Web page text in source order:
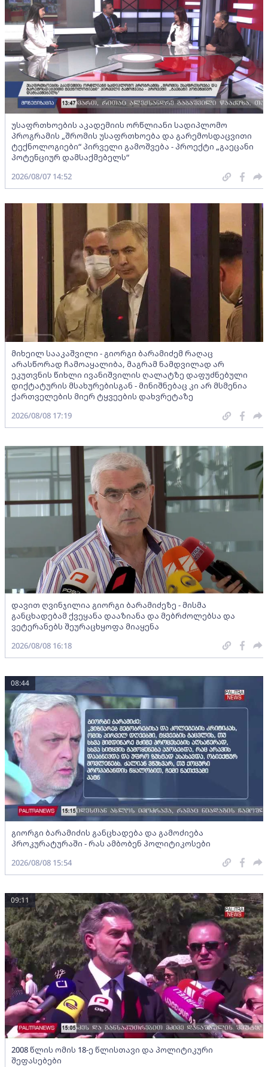
უსაფრთხოების აკადემიის ორწლიანი სადიპლომო
პროგრამის „შრომის უსაფრთხოება და გარემოსდაცვითი
ტექნოლოგიები“ პირველი გამოშვება - პროექტი „გაეცანი
პოტენციურ დამსაქმებელს“
2026/08/07 14:52
მიხეილ სააკაშვილი - გიორგი ბარამიძემ რაღაც
არასწორად ჩამოაყალიბა, მაგრამ ნამდვილად არ
ეკუთვნის წიხლი ივანიშვილის ღალატზე დაფუძნებული
დიქტატურის მსახურებისგან - მინიშნებაც კი არ მსმენია
ქართველების მიერ ტყვეების დახვრეტაზე
2026/08/08 17:19
დავით ღვინჯილია გიორგი ბარამიძეზე - მისმა
განცხადებამ ქვეყანა დააზიანა და მებრძოლებსა და
ვეტერანებს შეურაცხყოფა მიაყენა
2026/08/08 16:18
გიორგი ბარამიძის განცხადება და გამოძიება
პროკურატურაში - რას ამბობენ პოლიტიკოსები
08:44
2026/08/08 15:54
2008 წლის ომის 18-ე წლისთავი და პოლიტიკური
შეფასებები
09:11